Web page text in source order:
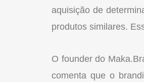
aquisição de
produtos similares.
O founder do
comenta que o